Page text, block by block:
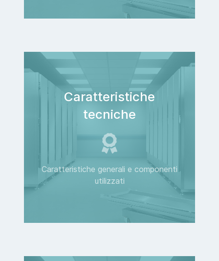
Caratteristiche
tecniche
Caratteristiche generali e componenti
utilizzati